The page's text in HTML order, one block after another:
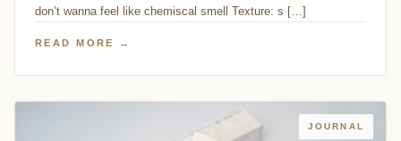
don’t wanna feel like chemiscal smell Texture: s […]
READ MORE →
JOURNAL